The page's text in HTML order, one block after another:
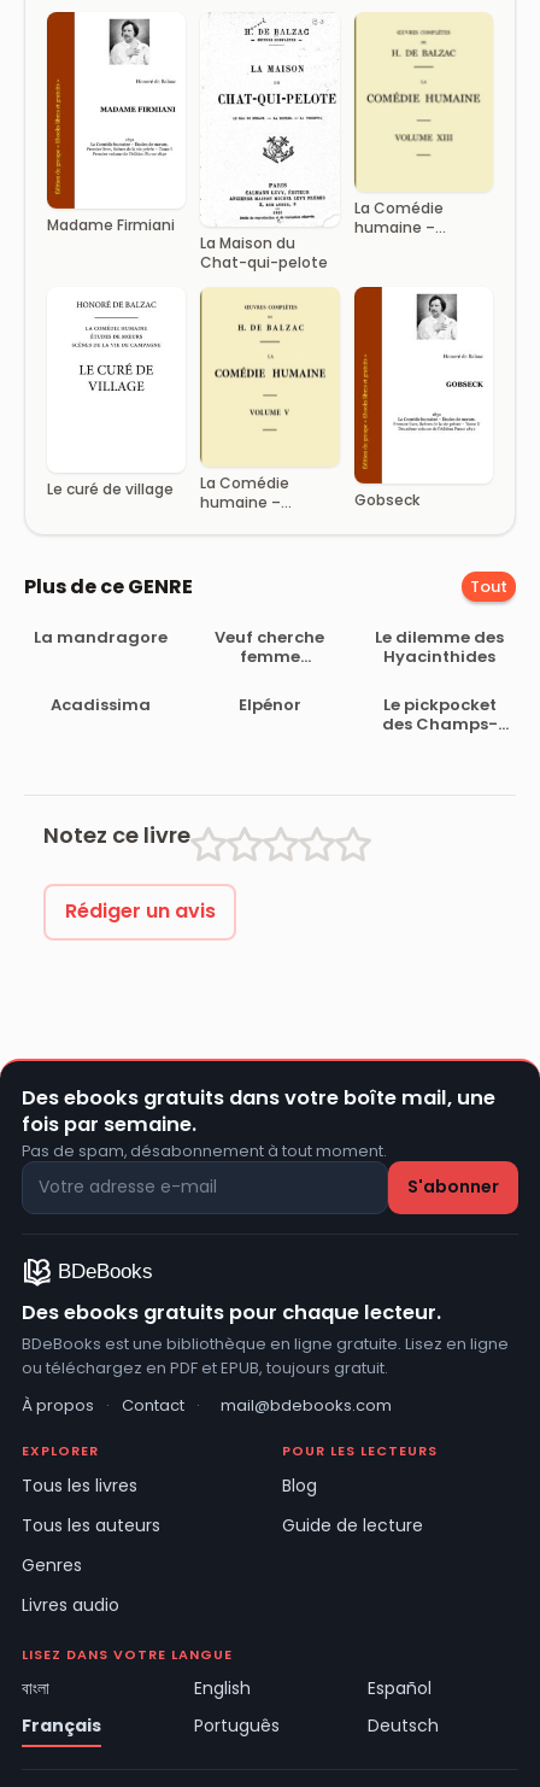
Madame Firmiani
La Maison du
Chat-qui-pelote
La Comédie
humaine –
Le curé de village
La Comédie
humaine –
Gobseck
Plus de ce GENRE Tout
La mandragore
Veuf cherche
femme
Le dilemme des
Hyacinthides
Acadissima Elpénor
Le pickpocket
des Champs-
Notez ce livre
Rédiger un avis
Des ebooks gratuits dans votre boîte mail, une
fois par semaine.
Pas de spam, désabonnement à tout moment.
Des ebooks gratuits pour chaque lecteur.
BDeBooks est une bibliothèque en ligne gratuite. Lisez en ligne
ou téléchargez en PDF et EPUB, toujours gratuit.
À propos
· Contact · mail@bdebooks.com
EXPLORER
Tous les livres
Tous les auteurs
Genres
Livres audio
POUR LES LECTEURS
Blog
Guide de lecture
LISEZ DANS VOTRE LANGUE
বাংলা English
Español
Français
Português Deutsch